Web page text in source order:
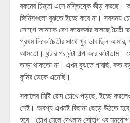
রকমের চিন্তা এসে মস্তিষ্কে ভীড়
জিনিসগুলো বুঝতে ইচ্ছে করে না। সবসময়
সোহাগ আমাকে বেশ কয়েকবার বলেছে চৈতী
প্রথম দিকে চৈতীর সাথে খুব ভাব ছিল
আসতো। ঘন্টার পর ঘন্টা গল্প করে কাটাতাম।
তাড়া থাকতো না। এখন বুঝতে পারছি, কত
কুমির ডেকে এনেছি।
সকালের মিষ্টি রোদ চোখে পড়ছে, ইচ্ছে
নেই। অবশ্য এখনই বিছানা ছেড়ে উঠতে
হবে। চোখ মেলে দেখলাম সোহাগ খুব মনযোগ